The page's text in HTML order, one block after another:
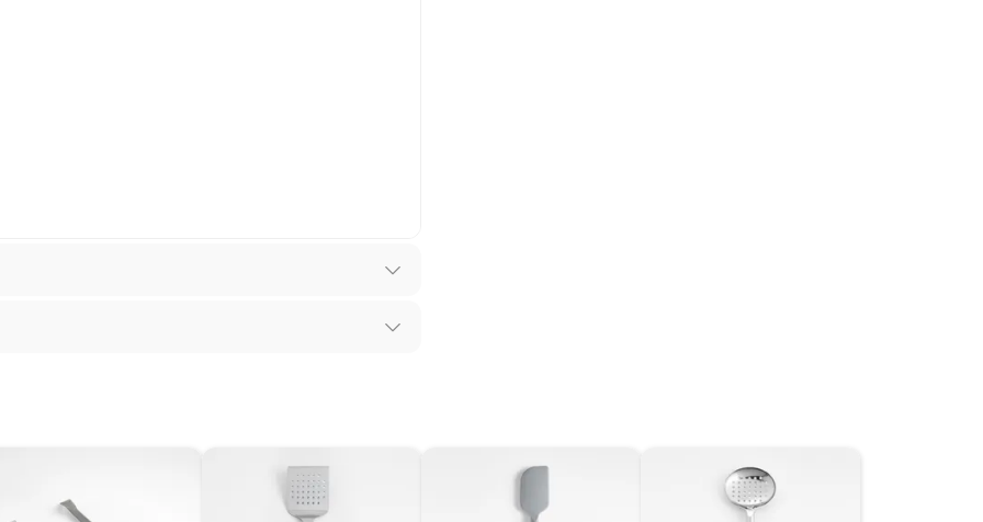
diferentes, otras con restricciones y algunas
tienen:
productos para asfalto, hormigón, albañilería.